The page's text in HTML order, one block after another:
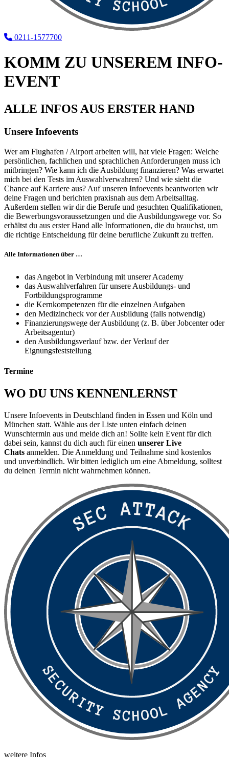
0211-1577700
KOMM ZU UNSEREM INFO-
EVENT
ALLE INFOS AUS ERSTER HAND
Unsere Infoevents
Wer am Flughafen / Airport arbeiten will, hat viele Fragen: Welche
persönlichen, fachlichen und sprachlichen Anforderungen muss ich
mitbringen? Wie kann ich die Ausbildung finanzieren? Was erwartet
mich bei den Tests im Auswahlverwahren? Und wie sieht die
Chance auf Karriere aus? Auf unseren Infoevents beantworten wir
deine Fragen und berichten praxisnah aus dem Arbeitsalltag.
Außerdem stellen wir dir die Berufe und gesuchten Qualifikationen,
die Bewerbungsvoraussetzungen und die Ausbildungswege vor. So
erhältst du aus erster Hand alle Informationen, die du brauchst, um
die richtige Entscheidung für deine berufliche Zukunft zu treffen.
Alle Informationen über …
das Angebot in Verbindung mit unserer Academy
das Auswahlverfahren für unsere Ausbildungs- und
Fortbildungsprogramme
die Kernkompetenzen für die einzelnen Aufgaben
den Medizincheck vor der Ausbildung (falls notwendig)
Finanzierungswege der Ausbildung (z. B. über Jobcenter oder
Arbeitsagentur)
den Ausbildungsverlauf bzw. der Verlauf der
Eignungsfeststellung
Termine
WO DU UNS KENNENLERNST
Unsere Infoevents in Deutschland finden in Essen und Köln und
München statt. Wähle aus der Liste unten einfach deinen
Wunschtermin aus und melde dich an! Sollte kein Event für dich
dabei sein, kannst du dich auch für einen unserer Live
Chats anmelden. Die Anmeldung und Teilnahme sind kostenlos
und unverbindlich. Wir bitten lediglich um eine Abmeldung, solltest
du deinen Termin nicht wahrnehmen können.
weitere Infos